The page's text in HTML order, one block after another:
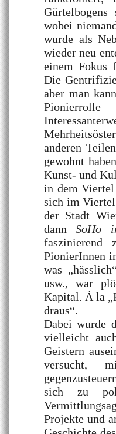
wobei
wurde als
wieder neu
einem Fokus
Die
aber man
anderen
gewohnt
Kunst- und
in dem Viertel
sich im Viertel
der Stadt
dannSoHo
faszinierend
PionierInnen
was
usw., war
Kapital. Á la
draus“.
Dabei wurde
vielleicht
Geistern
versucht,
sich zu
Projekte und